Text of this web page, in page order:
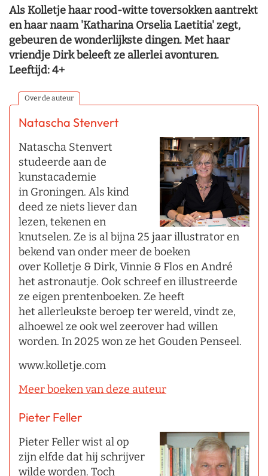
Als Kolletje haar rood-witte toversokken aantrekt
en haar naam 'Katharina Orselia Laetitia' zegt,
gebeuren de wonderlijkste dingen. Met haar
vriendje Dirk beleeft ze allerlei avonturen.
Leeftijd: 4+
Over de auteur
Natascha Stenvert
Natascha Stenvert
studeerde aan de
kunstacademie
in Groningen. Als kind
deed ze niets liever dan
lezen, tekenen en
knutselen. Ze is al bijna 25 jaar illustrator en
bekend van onder meer de boeken
over Kolletje & Dirk, Vinnie & Flos en André
het astronautje. Ook schreef en illustreerde
ze eigen prentenboeken. Ze heeft
het allerleukste beroep ter wereld, vindt ze,
alhoewel ze ook wel zeerover had willen
worden. In 2025 won ze het Gouden Penseel.
www.kolletje.com
Meer boeken van deze auteur
Pieter Feller
Pieter Feller wist al op
zijn elfde dat hij schrijver
wilde worden. Toch